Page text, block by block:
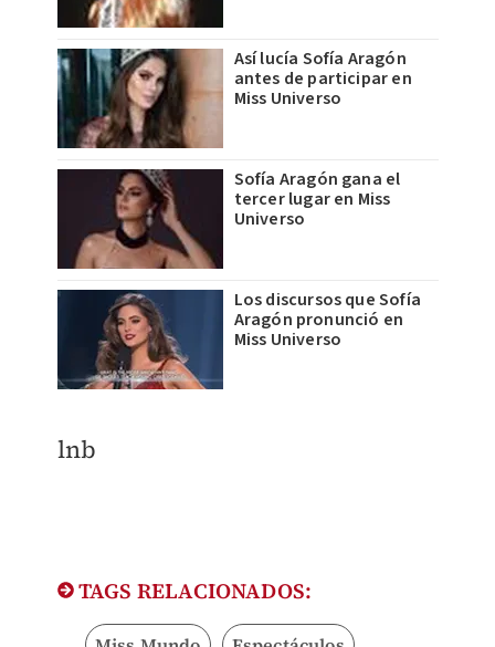
Así lucía Sofía Aragón
antes de participar en
Miss Universo
Sofía Aragón gana el
tercer lugar en Miss
Universo
Los discursos que Sofía
Aragón pronunció en
Miss Universo
lnb
TAGS RELACIONADOS: